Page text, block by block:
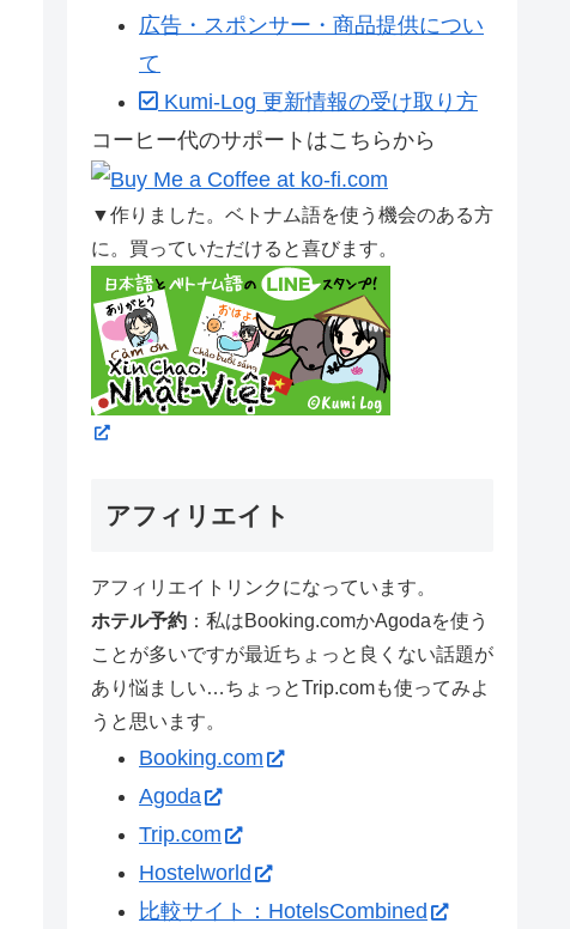
広告・スポンサー・商品提供につい
て
Kumi-Log 更新情報の受け取り方
コーヒー代のサポートはこちらから
▼作りました。ベトナム語を使う機会のある方
に。買っていただけると喜びます。
アフィリエイト
アフィリエイトリンクになっています。
ホテル予約 ：私はBooking.comかAgodaを使う
ことが多いですが最近ちょっと良くない話題が
あり悩ましい…ちょっとTrip.comも使ってみよ
うと思います。
Booking.com
Agoda
Trip.com
Hostelworld
比較サイト：HotelsCombined